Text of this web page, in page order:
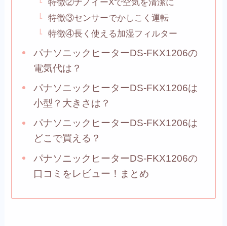
特徴②ナノイーXで空気を清潔に
特徴③センサーでかしこく運転
特徴④長く使える加湿フィルター
パナソニックヒーターDS-FKX1206の
電気代は？
パナソニックヒーターDS-FKX1206は
小型？大きさは？
パナソニックヒーターDS-FKX1206は
どこで買える？
パナソニックヒーターDS-FKX1206の
口コミをレビュー！まとめ